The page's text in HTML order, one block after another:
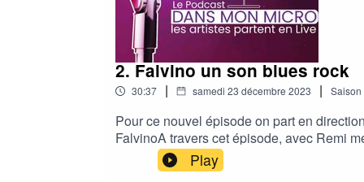
2. Falvino un son blues rock
30:37 | samedi 23 décembre 2023 | Saison
Pour ce nouvel épisode on part en
FalvinoA travers cet épisode, avec Remi
nous plongerons aussi dans le son de
https://uppbeat.io/
Play